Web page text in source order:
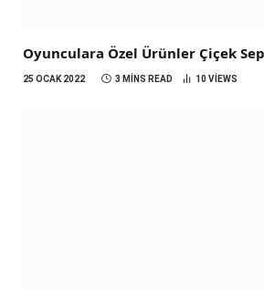
Oyunculara Özel Ürünler Çiçek
25 OCAK 2022 3 MINS READ 10 VIEWS